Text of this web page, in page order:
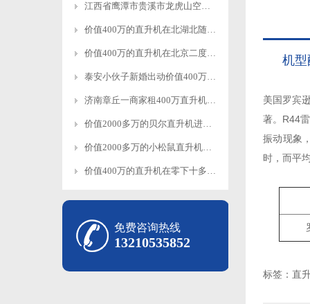
江西省鹰潭市贵溪市龙虎山空中游览
价值400万的直升机在北湖北随州进行空中航测
价值400万的直升机在北京二度开展空中巡检
泰安小伙子新婚出动价值400万的直升机助阵
济南章丘一商家租400万直升机进行空中飞行
价值2000多万的贝尔直升机进行空中巡检
价值2000多万的小松鼠直升机空中吊装茶树
价值400万的直升机在零下十多度的北京继续航测
免费咨询热线
13210535852
机型
美国罗宾
著。R44
振动现象
时，而平
标签：直